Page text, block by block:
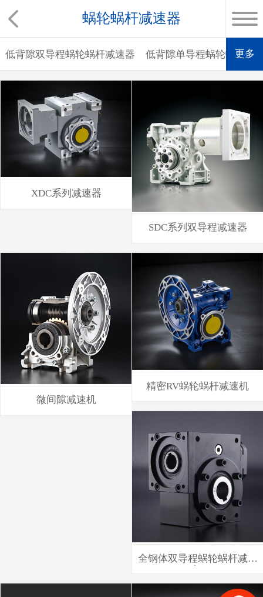
蜗轮蜗杆减速器
低背隙双导程蜗轮蜗杆减速器 低背隙单导程蜗轮蜗杆减
更多
XDC系列减速器
SDC系列双导程减速器
微间隙减速机
精密RV蜗轮蜗杆减速机
全钢体双导程蜗轮蜗杆减速